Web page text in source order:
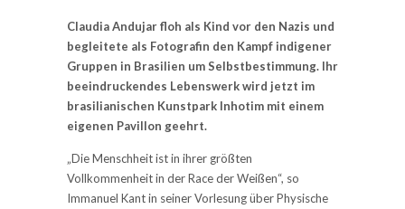
Claudia Andujar floh als Kind vor den Nazis und
begleitete als Fotografin den Kampf indigener
Gruppen in Brasilien um Selbstbestimmung. Ihr
beeindruckendes Lebenswerk wird jetzt im
brasilianischen Kunstpark Inhotim mit einem
eigenen Pavillon geehrt.
„Die Menschheit ist in ihrer größten
Vollkommenheit in der Race der Weißen“, so
Immanuel Kant in seiner Vorlesung über Physische